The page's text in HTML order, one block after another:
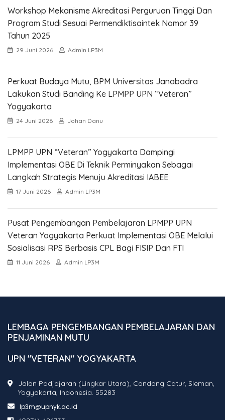
Workshop Mekanisme Akreditasi Perguruan Tinggi Dan
Program Studi Sesuai Permendiktisaintek Nomor 39
Tahun 2025
29 Juni 2026 Admin LP3M
Perkuat Budaya Mutu, BPM Universitas Janabadra
Lakukan Studi Banding Ke LPMPP UPN “Veteran”
Yogyakarta
24 Juni 2026 Johan Danu
LPMPP UPN “Veteran” Yogyakarta Dampingi
Implementasi OBE Di Teknik Perminyakan Sebagai
Langkah Strategis Menuju Akreditasi IABEE
17 Juni 2026 Admin LP3M
Pusat Pengembangan Pembelajaran LPMPP UPN
Veteran Yogyakarta Perkuat Implementasi OBE Melalui
Sosialisasi RPS Berbasis CPL Bagi FISIP Dan FTI
11 Juni 2026 Admin LP3M
LEMBAGA PENGEMBANGAN PEMBELAJARAN DAN
PENJAMINAN MUTU
UPN "VETERAN" YOGYAKARTA
Jalan Padjajaran (Lingkar Utara), Condong Catur, Sleman,
Yogyakarta, Indonesia. 55283
lp3m@upnyk.ac.id